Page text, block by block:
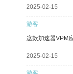
2025-02-15
游客
这款加速器VPM
2025-02-15